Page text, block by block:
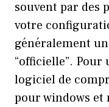
souvent par des
votre
généralement
“officielle”.
logiciel de
pour windows et